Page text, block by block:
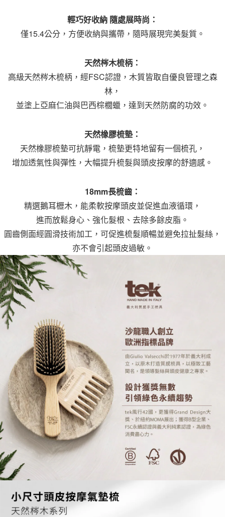
輕巧好收納 隨處展時尚：
僅15.4公分，方便收納與攜帶，隨時展現完美髮質。
天然梣木梳柄：
高級天然梣木梳柄，經FSC認證，木質皆取自優良管理之森
林，
並塗上亞麻仁油與巴西棕櫚蠟，達到天然防腐的功效。
天然橡膠梳墊：
天然橡膠梳墊可抗靜電，梳墊更特地留有一個梳孔，
增加透氣性與彈性，大幅提升梳髮與頭皮按摩的舒適感。
18mm長梳齒：
精選鵝耳櫪木，能柔軟按摩頭皮並促進血液循環，
進而放鬆身心、強化髮根、去除多餘皮脂。
圓齒側面經圓滑技術加工，可促進梳髮順暢並避免拉扯髮絲，
亦不會引起頭皮過敏。